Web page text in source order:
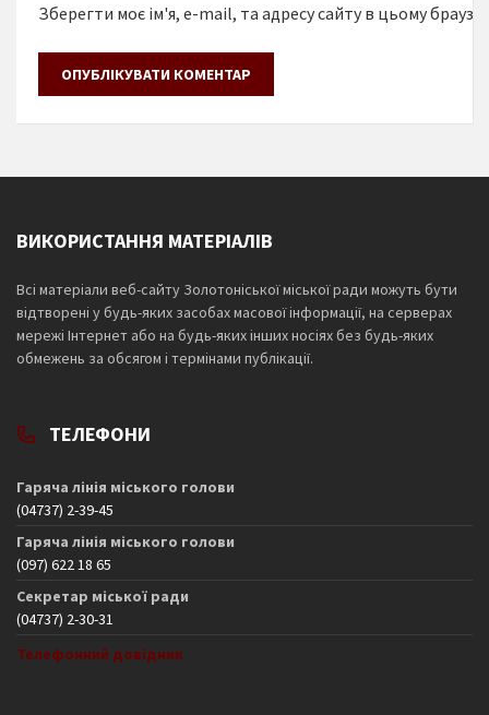
Зберегти моє ім'я, e-mail, та адресу сайту в цьому
ВИКОРИСТАННЯ МАТЕРІАЛІВ
Всі матеріали веб-сайту Золотоніської міської ради можуть бути
відтворені у будь-яких засобах масової інформації, на серверах
мережі Інтернет або на будь-яких інших носіях без будь-яких
обмежень за обсягом і термінами публікації.
ТЕЛЕФОНИ
Гаряча лінія міського голови
(04737) 2-39-45
Гаряча лінія міського голови
(097) 622 18 65
Секретар міської ради
(04737) 2-30-31
Телефонний довідник